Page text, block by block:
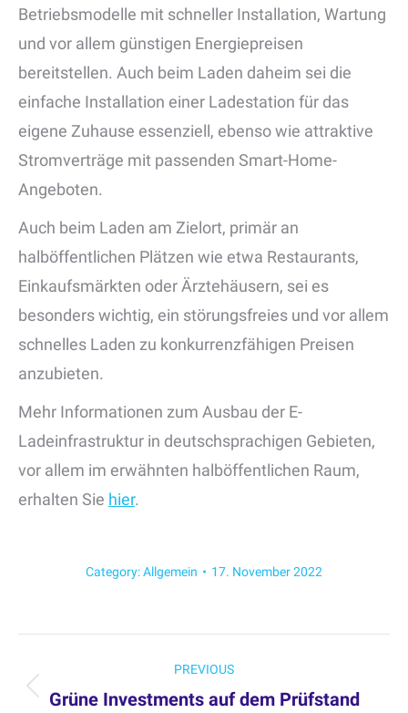
Betriebsmodelle mit schneller Installation, Wartung
und vor allem günstigen Energiepreisen
bereitstellen. Auch beim Laden daheim sei die
einfache Installation einer Ladestation für das
eigene Zuhause essenziell, ebenso wie attraktive
Stromverträge mit passenden Smart-Home-
Angeboten.
Auch beim Laden am Zielort, primär an
halböffentlichen Plätzen wie etwa Restaurants,
Einkaufsmärkten oder Ärztehäusern, sei es
besonders wichtig, ein störungsfreies und vor allem
schnelles Laden zu konkurrenzfähigen Preisen
anzubieten.
Mehr Informationen zum Ausbau der E-
Ladeinfrastruktur in deutschsprachigen Gebieten,
vor allem im erwähnten halböffentlichen Raum,
erhalten Sie hier.
Category:Allgemein 17. November 2022
navigation
PREVIOUS
Previous
Grüne Investments auf dem Prüfstand